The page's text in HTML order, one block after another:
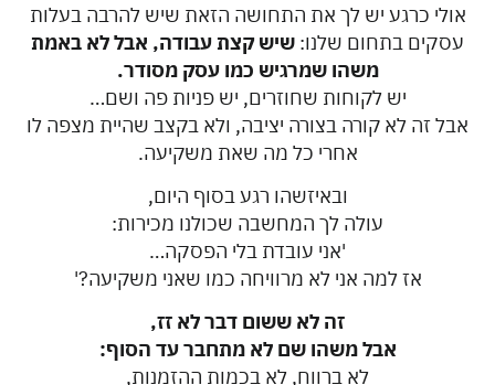
אולי כרגע יש לך את התחושה הזאת שיש להרבה בעלות
עסקים בתחום שלנו: שיש קצת עבודה, אבל לא באמת
משהו שמרגיש כמו עסק מסודר.
יש לקוחות שחוזרים, יש פניות פה ושם…
אבל זה לא קורה בצורה יציבה, ולא בקצב שהיית מצפה לו
אחרי כל מה שאת משקיעה.
ובאיזשהו רגע בסוף היום,
עולה לך המחשבה שכולנו מכירות:
'אני עובדת בלי הפסקה…
אז למה אני לא מרוויחה כמו שאני משקיעה?'
זה לא ששום דבר לא זז,
אבל משהו שם לא מתחבר עד הסוף:
לא ברווח, לא בכמות ההזמנות,